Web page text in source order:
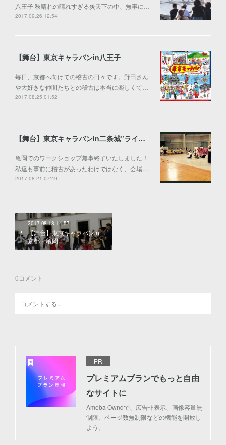
八王子 秋晴れの晴れすぎる炎天下の中、無事に…
2017.09.26 12:54
【舞台】東京キャラバンin八王子
毎日、京都へ向けての稽古の日々です。野田さん
や大好きな仲間たちとの稽古は本当に楽しくて…
2017.08.25 01:52
【舞台】東京キャラバンin二条城”ライブ中継”
亀岡でのワークショップ無事終了いたしました！
私達も事前に稽古があったわけではなく、会場…
2017.08.21 07:49
2017.08.18 14:57
【舞台】東京キャラバンin
京都・亀岡
0コメント
PR
プレミアムプランでもっと自由
なサイトに
Ameba Owndで、広告非表示、画像容量無
制限、ページ数無制限などの機能を開放し
よう。